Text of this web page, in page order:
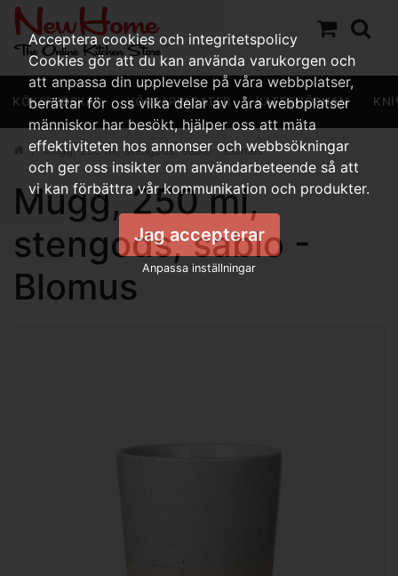
KÖKSREDSKAP KÖKSAPPARATER KAFFEHÖRNAN
Mugg, 250 ml, stengods, sablo - Blomus
Mugg, 250 ml,
stengods, sablo -
Blomus
Acceptera cookies och integritetspolicy
Cookies gör att du kan använda varukorgen och
att anpassa din upplevelse på våra webbplatser,
berättar för oss vilka delar av våra webbplatser
människor har besökt, hjälper oss att mäta
effektiviteten hos annonser och webbsökningar
och ger oss insikter om användarbeteende så att
vi kan förbättra vår kommunikation och produkter.
Jag accepterar
Anpassa inställningar